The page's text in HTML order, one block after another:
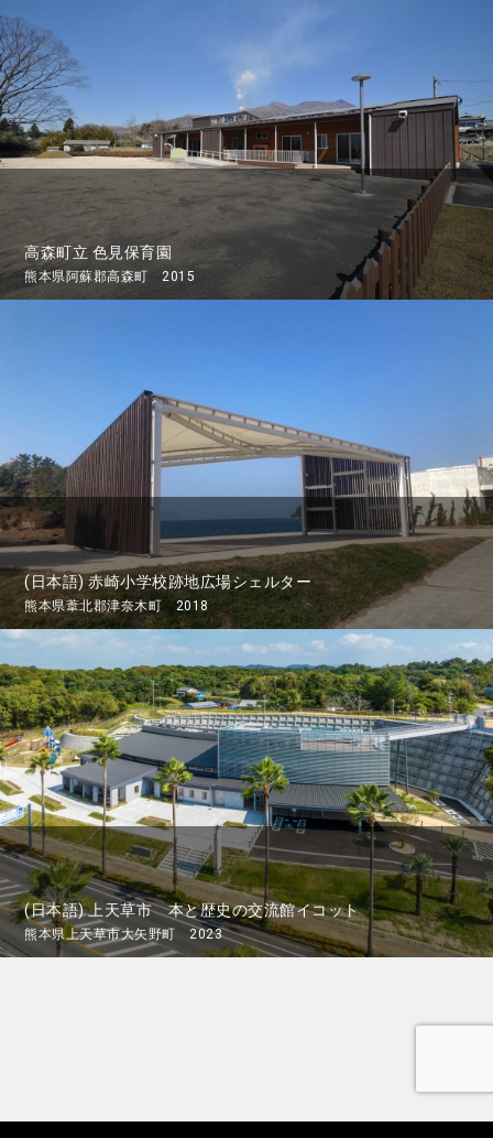
高森町立 色見保育園
熊本県阿蘇郡高森町 2015
(日本語) 赤崎小学校跡地広場シェルター
熊本県葦北郡津奈木町 2018
(日本語) 上天草市 本と歴史の交流館イコット
熊本県上天草市大矢野町 2023